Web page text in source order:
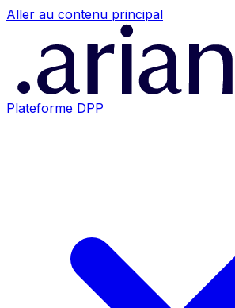
Aller au contenu principal
Plateforme DPP